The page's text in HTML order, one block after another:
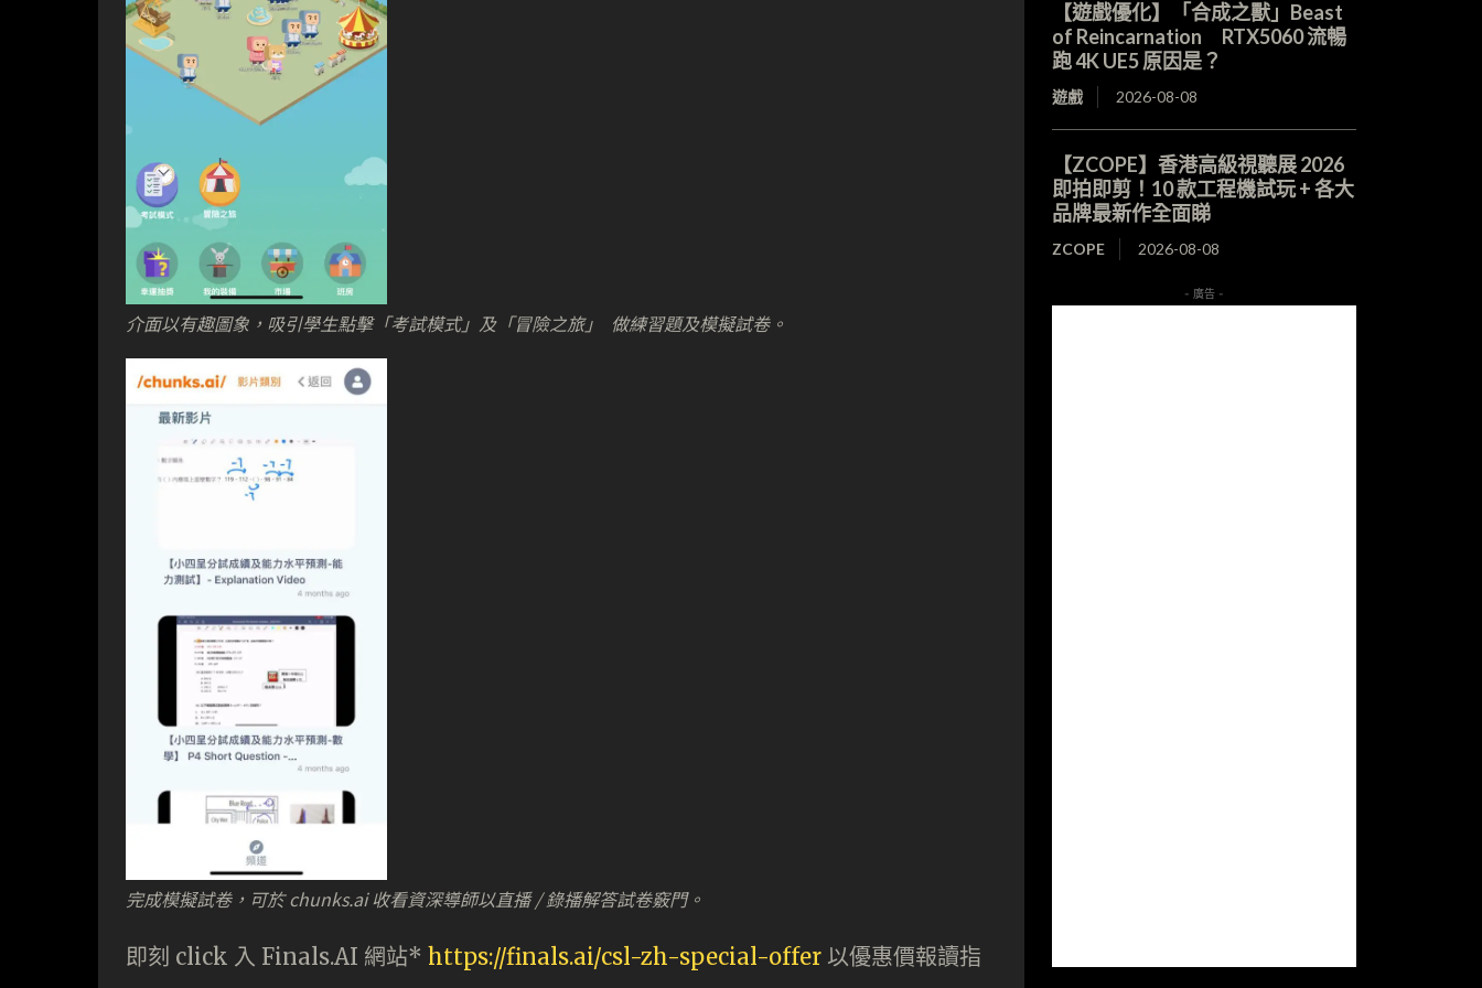
介面以有趣圖象，吸引學生點擊「考試模式」及「冒險之旅」 做練習題及模擬試卷。
完成模擬試卷，可於 chunks.ai 收看資深導師以直播 / 錄播解答試卷竅門。
即刻 click 入 Finals.AI 網站* https://finals.ai/csl-zh-special-offer 以優惠價報讀指
【遊戲優化】「合成之獸」Beast
of Reincarnation RTX5060 流暢
跑 4K UE5 原因是？
遊戲 2026-08-08
【ZCOPE】香港高級視聽展 2026
即拍即剪！10 款工程機試玩 + 各大
品牌最新作全面睇
ZCOPE 2026-08-08
- 廣告 -